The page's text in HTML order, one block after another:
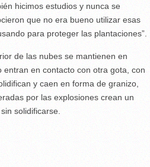
hicimos estudios y nunca se
que no era bueno utilizar esas
para proteger las plantaciones”.
de las nubes se mantienen en
en contacto con otra gota, con
y caen en forma de granizo,
por las explosiones crean un
solidificarse.